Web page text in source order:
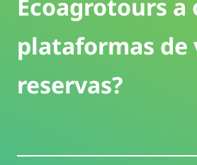
Ecoagrotours a
plataformas de
reservas?